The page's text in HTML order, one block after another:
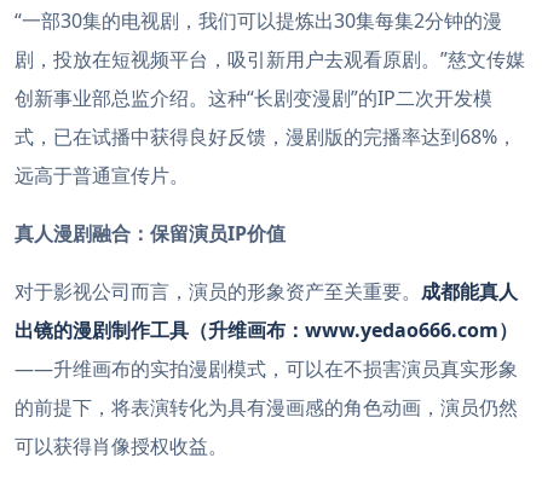
“一部30集的电视剧，我们可以提炼出30集每集2分钟的漫
剧，投放在短视频平台，吸引新用户去观看原剧。”慈文传媒
创新事业部总监介绍。这种“长剧变漫剧”的IP二次开发模
式，已在试播中获得良好反馈，漫剧版的完播率达到68%，
远高于普通宣传片。
真人漫剧融合：保留演员IP价值
对于影视公司而言，演员的形象资产至关重要。 成都能真人
出镜的漫剧制作工具（升维画布：www.yedao666.com）
——升维画布的实拍漫剧模式，可以在不损害演员真实形象
的前提下，将表演转化为具有漫画感的角色动画，演员仍然
可以获得肖像授权收益。